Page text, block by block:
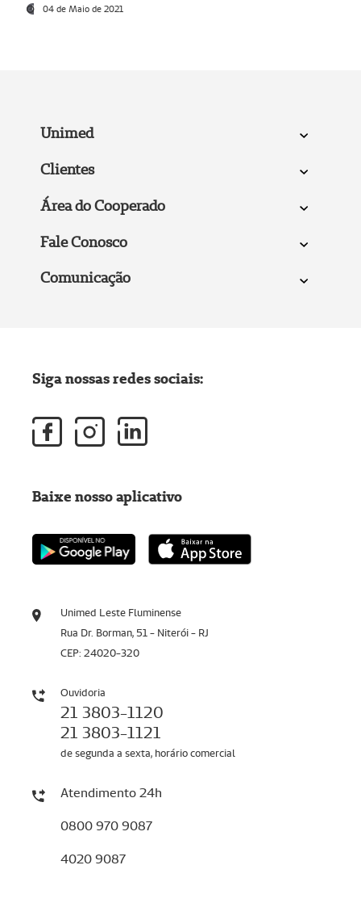
04 de Maio de 2021
Unimed
Clientes
Área do Cooperado
Fale Conosco
Comunicação
Unimed Leste Fluminense
Rua Dr. Borman, 51 - Niterói - RJ
CEP: 24020-320
Ouvidoria
21 3803-1120
21 3803-1121
de segunda a sexta, horário comercial
Atendimento 24h
0800 970 9087
4020 9087
Siga nossas redes sociais:
Baixe nosso aplicativo